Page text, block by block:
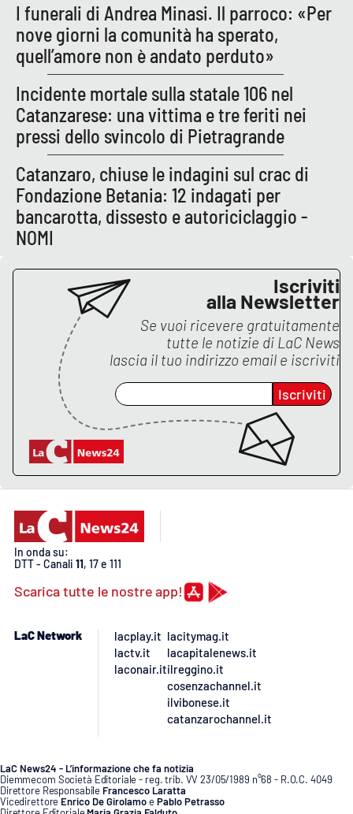
I funerali di Andrea Minasi. Il parroco: «Per
nove giorni la comunità ha sperato,
quell’amore non è andato perduto»
Incidente mortale sulla statale 106 nel
Catanzarese: una vittima e tre feriti nei
pressi dello svincolo di Pietragrande
Catanzaro, chiuse le indagini sul crac di
Fondazione Betania: 12 indagati per
bancarotta, dissesto e autoriciclaggio -
NOMI
Iscriviti
alla Newsletter
Se vuoi ricevere gratuitamente
tutte le notizie di LaC News
lascia il tuo indirizzo email e iscriviti
Iscriviti
In onda su:
DTT - Canali 11, 17 e 111
Scarica tutte le nostre app!
LaC Network
lacplay.it
lactv.it
laconair.it
lacitymag.it
lacapitalenews.it
ilreggino.it
cosenzachannel.it
ilvibonese.it
catanzarochannel.it
LaC News24 - L’informazione che fa notizia
Diemmecom Società Editoriale - reg. trib. VV 23/05/1989 n°68 - R.O.C. 4049
Direttore Responsabile Francesco Laratta
Vicedirettore Enrico De GirolamoePablo Petrasso